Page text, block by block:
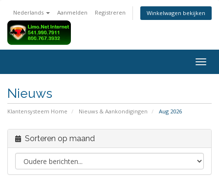
Nederlands Aanmelden Registreren Winkelwagen bekijken
in-/
Nieuws
Klantensysteem Home Nieuws & Aankondigingen Aug 2026
Sorteren op maand